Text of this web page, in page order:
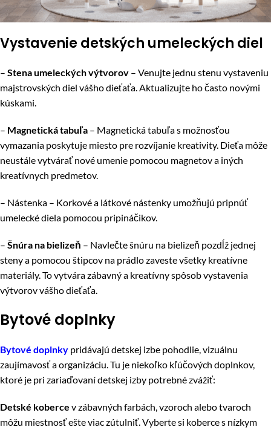
Vystavenie detských umeleckých diel
– Stena umeleckých výtvorov – Venujte jednu stenu vystaveniu
majstrovských diel vášho dieťaťa. Aktualizujte ho často novými
kúskami.
– Magnetická tabuľa – Magnetická tabuľa s možnosťou
vymazania poskytuje miesto pre rozvíjanie kreativity. Dieťa môže
neustále vytvárať nové umenie pomocou magnetov a iných
kreatívnych predmetov.
– Nástenka – Korkové a látkové nástenky umožňujú pripnúť
umelecké diela pomocou pripináčikov.
– Šnúra na bielizeň – Navlečte šnúru na bielizeň pozdĺž jednej
steny a pomocou štipcov na prádlo zaveste všetky kreatívne
materiály. To vytvára zábavný a kreatívny spôsob vystavenia
výtvorov vášho dieťaťa.
Bytové doplnky
Bytové doplnky pridávajú detskej izbe pohodlie, vizuálnu
zaujímavosť a organizáciu. Tu je niekoľko kľúčových doplnkov,
ktoré je pri zariaďovaní detskej izby potrebné zvážiť:
Detské koberce v zábavných farbách, vzoroch alebo tvaroch
môžu miestnosť ešte viac zútulniť. Vyberte si koberce s nízkym